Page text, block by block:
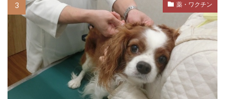
ボディコンディションスコア
ボディランゲージ
ボディーランゲージ
ポイント
ポジティブ
ポジティブトレーニング
ポジティブループ
ポジティブ・トレーニング
ポジティブ・リインフォースメント
薬・ワクチン